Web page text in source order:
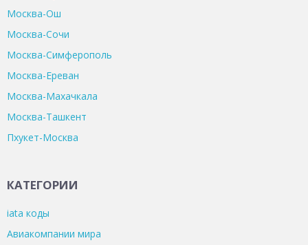
Москва-Ош
Москва-Сочи
Москва-Симферополь
Москва-Ереван
Москва-Махачкала
Москва-Ташкент
Пхукет-Москва
КАТЕГОРИИ
iata коды
Авиакомпании мира